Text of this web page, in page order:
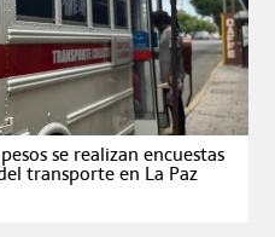
se realizan encuestas
transporte en La Paz